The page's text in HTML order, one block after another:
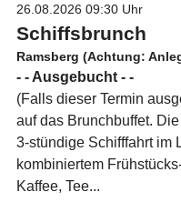
26.08.2026 09:30 Uhr
Schiffsbrunch
Ramsberg (Achtung:
- - Ausgebucht - -
(Falls dieser Termin
auf das Brunchbuffet.
3-stündige Schifffahrt im
kombiniertem
Kaffee, Tee...